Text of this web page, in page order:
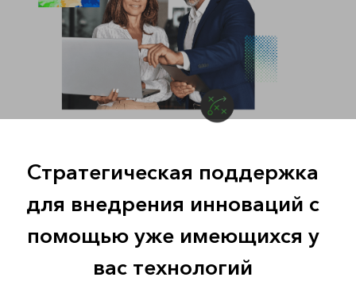
Стратегическая поддержка
для внедрения инноваций с
помощью уже имеющихся у
вас технологий